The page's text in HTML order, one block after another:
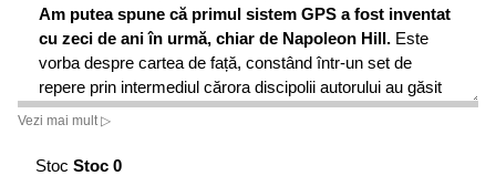
Am putea spune că primul sistem GPS a fost inventat
cu zeci de ani în urmă, chiar de Napoleon Hill. Este
vorba despre cartea de față, constând într-un set de
repere prin intermediul cărora discipolii autorului au găsit
calea spre succes. Reperele stabilite de Hill sunt perfect
atenție. Îți vor aduce beneficii extraordinare! Autorul e
Vezi mai mult ▷
Stoc Stoc 0